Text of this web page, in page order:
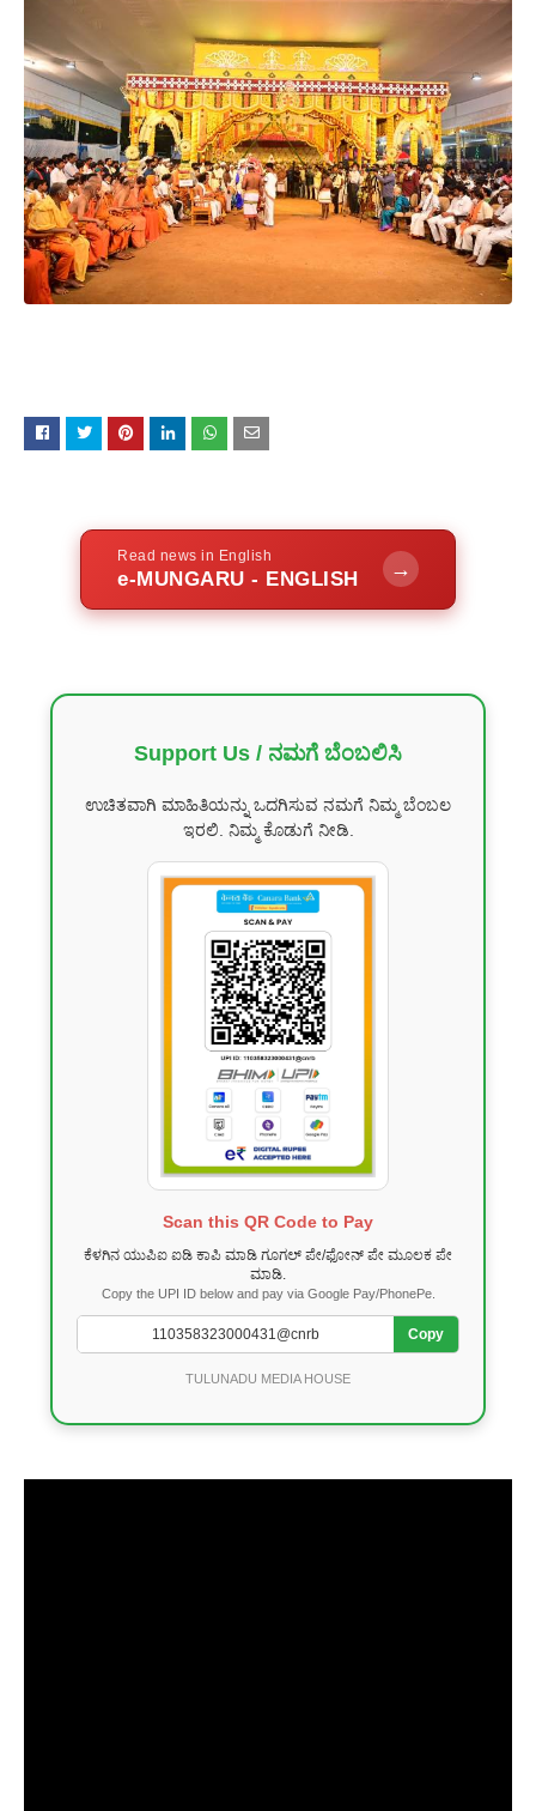
Read news in English
e-MUNGARU - ENGLISH →
Support Us / ನಮಗೆ ಬೆಂಬಲಿಸಿ
ಉಚಿತವಾಗಿ ಮಾಹಿತಿಯನ್ನು ಒದಗಿಸುವ ನಮಗೆ ನಿಮ್ಮ ಬೆಂಬಲ
ಇರಲಿ. ನಿಮ್ಮ ಕೊಡುಗೆ ನೀಡಿ.
Scan this QR Code to Pay
ಕೆಳಗಿನ ಯುಪಿಐ ಐಡಿ ಕಾಪಿ ಮಾಡಿ ಗೂಗಲ್ ಪೇ/ಫೋನ್ ಪೇ ಮೂಲಕ ಪೇ
ಮಾಡಿ.
Copy the UPI ID below and pay via Google Pay/PhonePe.
Copy
TULUNADU MEDIA HOUSE